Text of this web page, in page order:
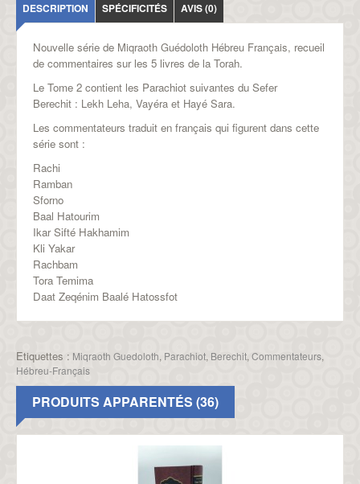
DESCRIPTION SPÉCIFICITÉS AVIS (0)
Nouvelle série de Miqraoth Guédoloth Hébreu Français, recueil
de commentaires sur les 5 livres de la Torah.
Le Tome 2 contient les Parachiot suivantes du Sefer
Berechit : Lekh Leha, Vayéra et Hayé Sara.
Les commentateurs traduit en français qui figurent dans cette
série sont :
Rachi
Ramban
Sforno
Baal Hatourim
Ikar Sifté Hakhamim
Kli Yakar
Rachbam
Tora Temima
Daat Zeqénim Baalé Hatossfot
Etiquettes : Miqraoth Guedoloth, Parachiot, Berechit, Commentateurs,
Hébreu-Français
PRODUITS APPARENTÉS (36)